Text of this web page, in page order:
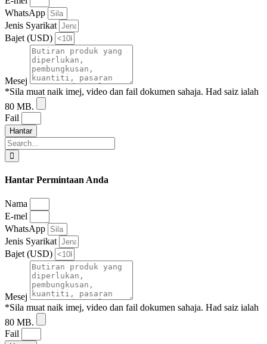
WhatsApp
Jenis Syarikat
Bajet (USD)
Mesej
*Sila muat naik imej, video dan fail dokumen sahaja. Had saiz ialah
80 MB.
Fail
Hantar
Hantar Permintaan Anda
Nama
E-mel
WhatsApp
Jenis Syarikat
Bajet (USD)
Mesej
*Sila muat naik imej, video dan fail dokumen sahaja. Had saiz ialah
80 MB.
Fail